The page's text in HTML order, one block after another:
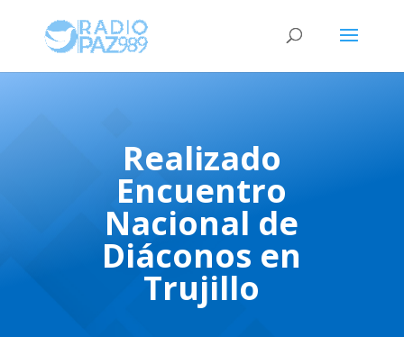
Realizado
Encuentro
Nacional de
Diáconos en
Trujillo